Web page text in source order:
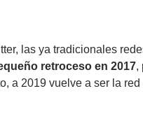
las ya tradicionales
retroceso en 2017,
a 2019 vuelve a ser la